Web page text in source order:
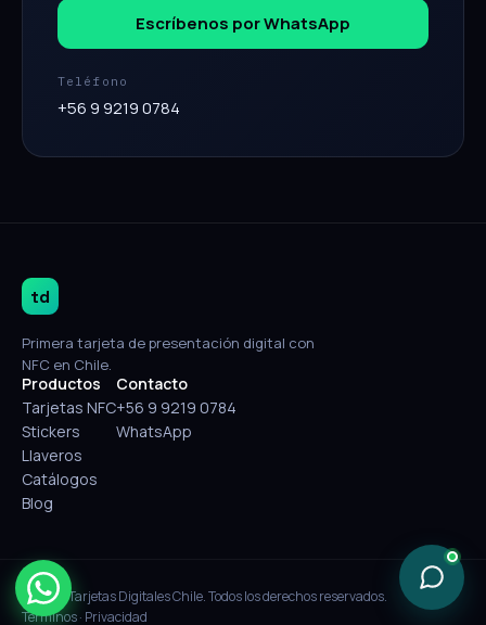
Escríbenos por WhatsApp
Teléfono
+56 9 9219 0784
td
Primera tarjeta de presentación digital con
NFC en Chile.
Productos
Tarjetas NFC
Stickers
Llaveros
Catálogos
Blog
Contacto
+56 9 9219 0784
WhatsApp
© 2026 Tarjetas Digitales Chile. Todos los derechos reservados.
Términos· Privacidad